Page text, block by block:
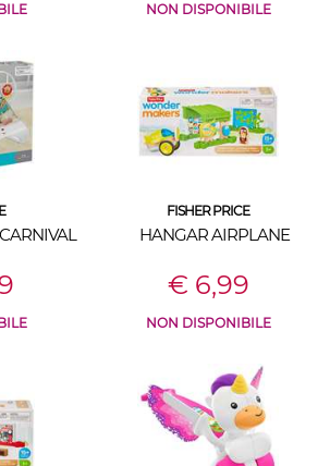
NON DISPONIBILE
FISHER PRICE
HANGAR AIRPLANE
€ 6,99
NON DISPONIBILE